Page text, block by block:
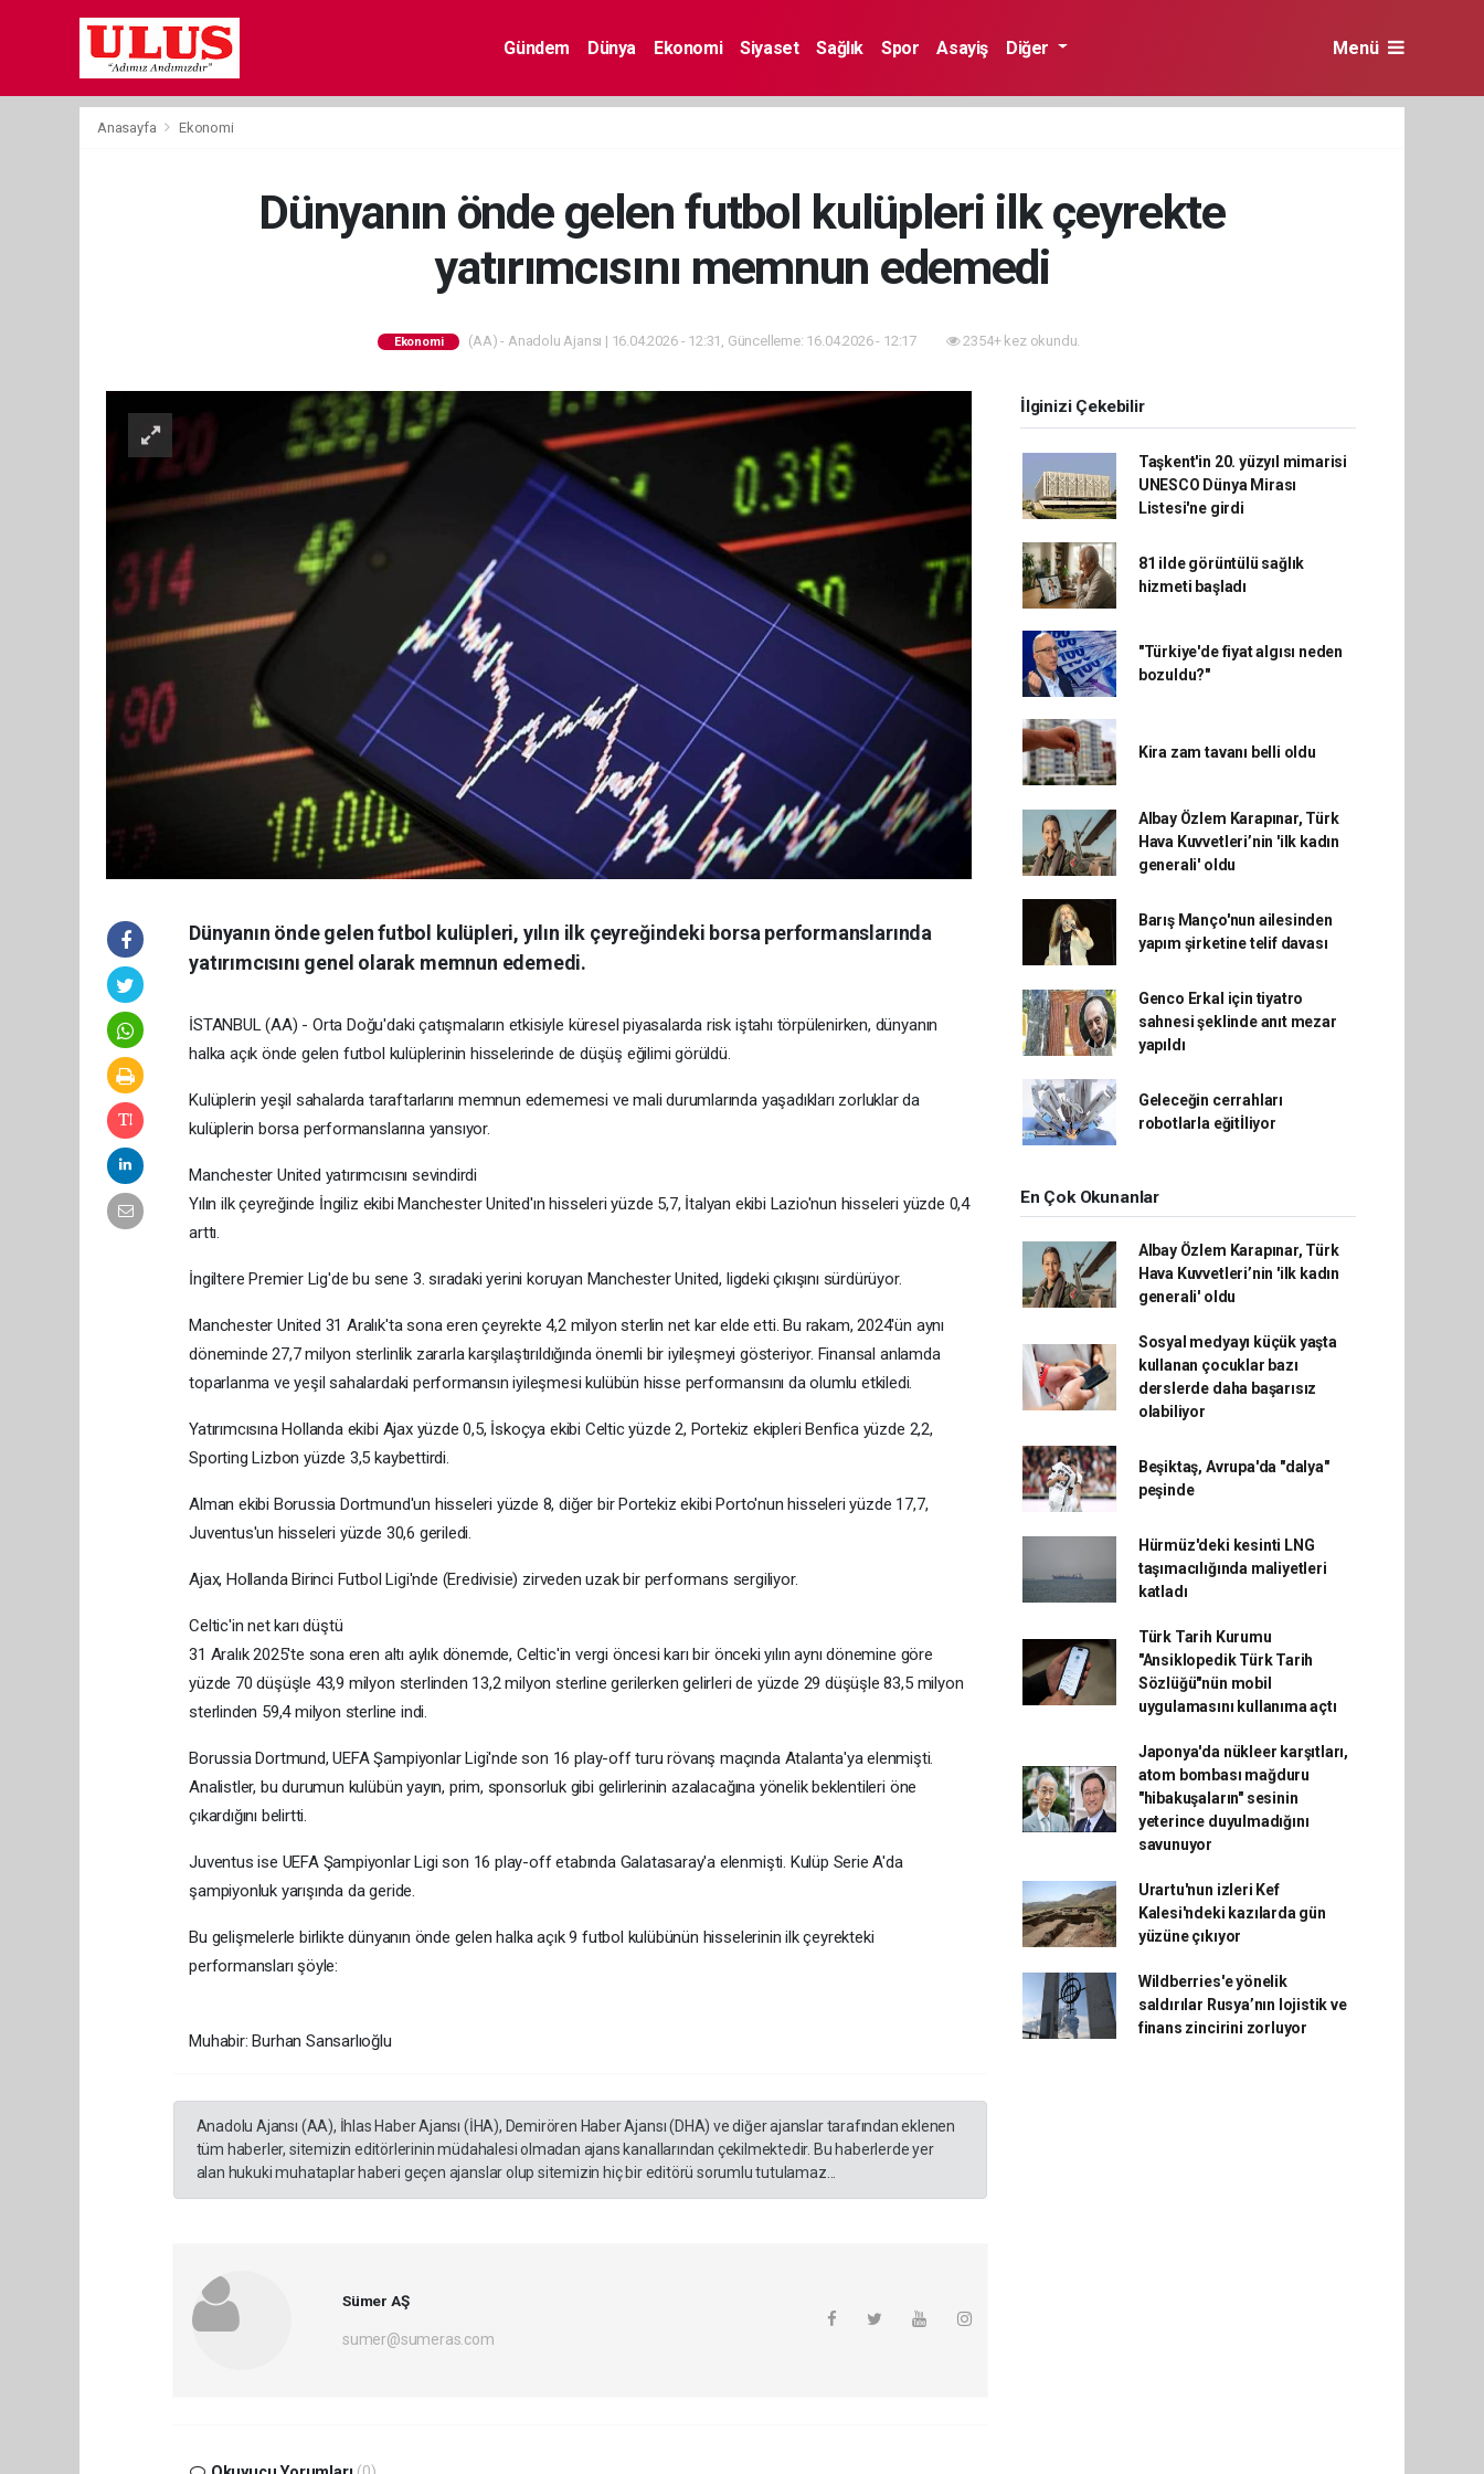
Gündem Dünya Ekonomi Siyaset Sağlık Spor Asayiş Diğer Menü
Anasayfa Ekonomi
Dünyanın önde gelen futbol kulüpleri ilk çeyrekte
yatırımcısını memnun edemedi
Ekonomi (AA) - Anadolu Ajansı | 16.04.2026 - 12:31, Güncelleme: 16.04.2026 - 12:17 2354+ kez okundu.
Dünyanın önde gelen futbol kulüpleri, yılın ilk çeyreğindeki borsa performanslarında
yatırımcısını genel olarak memnun edemedi.
İSTANBUL (AA) - Orta Doğu'daki çatışmaların etkisiyle küresel piyasalarda risk iştahı törpülenirken, dünyanın
halka açık önde gelen futbol kulüplerinin hisselerinde de düşüş eğilimi görüldü.
Kulüplerin yeşil sahalarda taraftarlarını memnun edememesi ve mali durumlarında yaşadıkları zorluklar da
kulüplerin borsa performanslarına yansıyor.
Manchester United yatırımcısını sevindirdi
Yılın ilk çeyreğinde İngiliz ekibi Manchester United'ın hisseleri yüzde 5,7, İtalyan ekibi Lazio'nun hisseleri yüzde 0,4
arttı.
İngiltere Premier Lig'de bu sene 3. sıradaki yerini koruyan Manchester United, ligdeki çıkışını sürdürüyor.
Manchester United 31 Aralık'ta sona eren çeyrekte 4,2 milyon sterlin net kar elde etti. Bu rakam, 2024'ün aynı
döneminde 27,7 milyon sterlinlik zararla karşılaştırıldığında önemli bir iyileşmeyi gösteriyor. Finansal anlamda
toparlanma ve yeşil sahalardaki performansın iyileşmesi kulübün hisse performansını da olumlu etkiledi.
Yatırımcısına Hollanda ekibi Ajax yüzde 0,5, İskoçya ekibi Celtic yüzde 2, Portekiz ekipleri Benfica yüzde 2,2,
Sporting Lizbon yüzde 3,5 kaybettirdi.
Alman ekibi Borussia Dortmund'un hisseleri yüzde 8, diğer bir Portekiz ekibi Porto'nun hisseleri yüzde 17,7,
Juventus'un hisseleri yüzde 30,6 geriledi.
Ajax, Hollanda Birinci Futbol Ligi'nde (Eredivisie) zirveden uzak bir performans sergiliyor.
Celtic'in net karı düştü
31 Aralık 2025'te sona eren altı aylık dönemde, Celtic'in vergi öncesi karı bir önceki yılın aynı dönemine göre
yüzde 70 düşüşle 43,9 milyon sterlinden 13,2 milyon sterline gerilerken gelirleri de yüzde 29 düşüşle 83,5 milyon
sterlinden 59,4 milyon sterline indi.
Borussia Dortmund, UEFA Şampiyonlar Ligi'nde son 16 play-off turu rövanş maçında Atalanta'ya elenmişti.
Analistler, bu durumun kulübün yayın, prim, sponsorluk gibi gelirlerinin azalacağına yönelik beklentileri öne
çıkardığını belirtti.
Juventus ise UEFA Şampiyonlar Ligi son 16 play-off etabında Galatasaray'a elenmişti. Kulüp Serie A'da
şampiyonluk yarışında da geride.
Bu gelişmelerle birlikte dünyanın önde gelen halka açık 9 futbol kulübünün hisselerinin ilk çeyrekteki
performansları şöyle:
Muhabir: Burhan Sansarlıoğlu
Anadolu Ajansı (AA), İhlas Haber Ajansı (İHA), Demirören Haber Ajansı (DHA) ve diğer ajanslar tarafından eklenen
tüm haberler, sitemizin editörlerinin müdahalesi olmadan ajans kanallarından çekilmektedir. Bu haberlerde yer
alan hukuki muhataplar haberi geçen ajanslar olup sitemizin hiç bir editörü sorumlu tutulamaz...
Sümer AŞ
sumer@sumeras.com
İlginizi Çekebilir
Taşkent'in 20. yüzyıl mimarisi
UNESCO Dünya Mirası
Listesi'ne girdi
81 ilde görüntülü sağlık
hizmeti başladı
"Türkiye'de fiyat algısı neden
bozuldu?"
Kira zam tavanı belli oldu
Albay Özlem Karapınar, Türk
Hava Kuvvetleri’nin 'ilk kadın
generali' oldu
Barış Manço'nun ailesinden
yapım şirketine telif davası
Genco Erkal için tiyatro
sahnesi şeklinde anıt mezar
yapıldı
Geleceğin cerrahları
robotlarla eğitİliyor
En Çok Okunanlar
Albay Özlem Karapınar, Türk
Hava Kuvvetleri’nin 'ilk kadın
generali' oldu
Sosyal medyayı küçük yaşta
kullanan çocuklar bazı
derslerde daha başarısız
olabiliyor
Beşiktaş, Avrupa'da "dalya"
peşinde
Hürmüz'deki kesinti LNG
taşımacılığında maliyetleri
katladı
Türk Tarih Kurumu
"Ansiklopedik Türk Tarih
Sözlüğü"nün mobil
uygulamasını kullanıma açtı
Japonya'da nükleer karşıtları,
atom bombası mağduru
"hibakuşaların" sesinin
yeterince duyulmadığını
savunuyor
Urartu'nun izleri Kef
Kalesi'ndeki kazılarda gün
yüzüne çıkıyor
Wildberries'e yönelik
saldırılar Rusya’nın lojistik ve
finans zincirini zorluyor